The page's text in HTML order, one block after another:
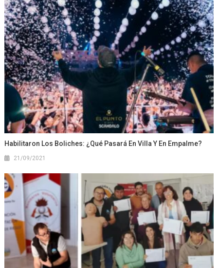
Habilitaron Los Boliches: ¿qué Pasará En Villa Y En Empalme?
21/09/2021